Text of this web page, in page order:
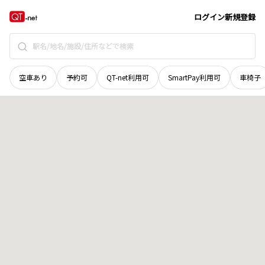
ログイン新規登録
空車あり 予約可 QT-net利用可 SmartPay利用可 車椅子
愛媛県